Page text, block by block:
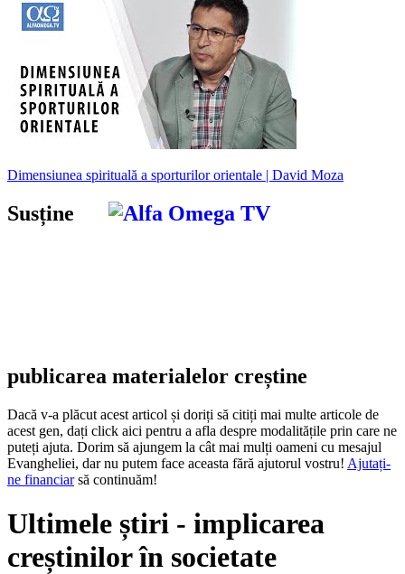
Dimensiunea spirituală a sporturilor orientale | David Moza
Susține
publicarea materialelor creștine
Dacă v-a plăcut acest articol și doriți să citiți mai multe articole de
acest gen, dați click aici pentru a afla despre modalitățile prin care ne
puteți ajuta. Dorim să ajungem la cât mai mulți oameni cu mesajul
Evangheliei, dar nu putem face aceasta fără ajutorul vostru! Ajutați-
ne financiarsă continuăm!
Ultimele știri - implicarea
creștinilor în societate